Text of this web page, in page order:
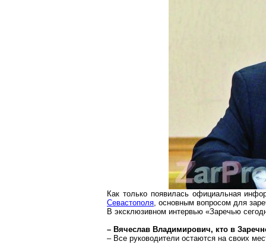
Как только появилась официальная
Севастополя, основным вопросом для
В эксклюзивном интервью «Заречью
– Вячеслав Владимирович, кто в
– Все руководители остаются на своих